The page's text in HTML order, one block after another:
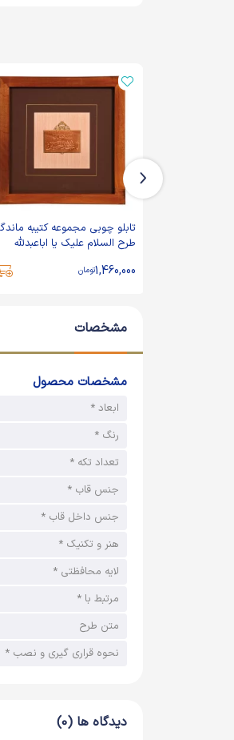
تابلو چوبی مجموعه کتیبه
طرح السلام علیک یا اباعبدلله
1,460,000تومان
مشخصات
مشخصات محصول
ابعاد *
رنگ *
تعداد تکه *
جنس قاب *
جنس داخل قاب *
هنر و تکنیک *
لایه محافظتی *
مرتبط با *
متن طرح
نحوه قراری گیری و نصب *
دیدگاه ها (0)